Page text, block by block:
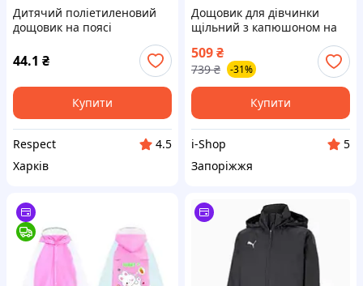
Дитячий поліетиленовий
дощовик на поясі
44.1 ₴
Купити
Respect
4.5
Харків
Дощовик для дівчинки
щільний з капюшоном на
малюнком котиків зріст 80-
110 см
509₴
739 ₴ -31%
Купити
i-Shop
5
Запоріжжя